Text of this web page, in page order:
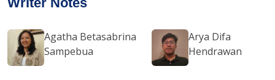
Agatha Betasabrina
Sampebua
Arya Difa
Hendrawan